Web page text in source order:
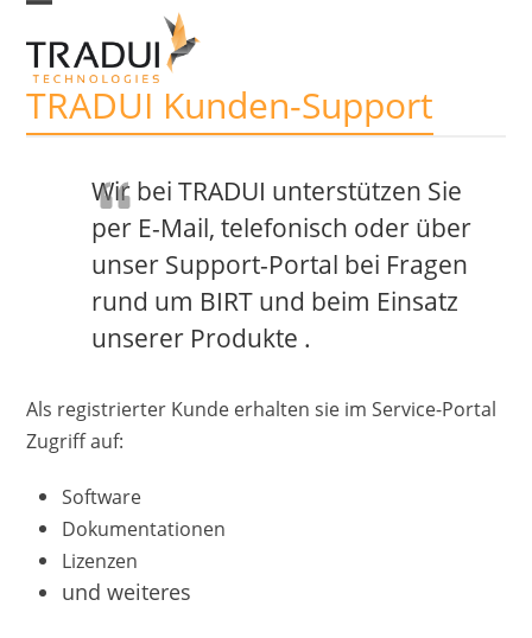
content
mobile
menu
mobile
menu
TRADUI Kunden-Support
Wir bei TRADUI unterstützen Sie
per E-Mail, telefonisch oder über
unser Support-Portal bei Fragen
rund um BIRT und beim Einsatz
unserer Produkte .
Als registrierter Kunde erhalten sie im Service-Portal
Zugriff auf:
Software
Dokumentationen
Lizenzen
und weiteres